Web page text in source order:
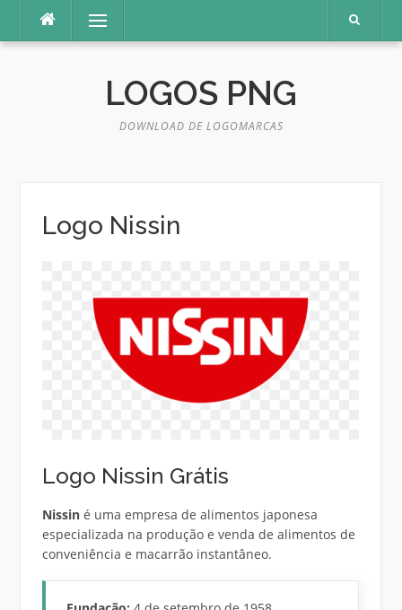
o
Menu
LOGOS PNG
DOWNLOAD DE LOGOMARCAS
Logo Nissin
Logo Nissin Grátis
Nissiné uma empresa de alimentos japonesa
especializada na produção e venda de alimentos de
conveniência e macarrão instantâneo.